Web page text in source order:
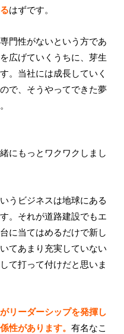
はずです。
門性がないという方であ
広げていくうちに、芽生
。当社には成長していく
で、そうやってできた夢
にもっとワクワクしまし
うビジネスは地球にある
。それが道路建設でもエ
に当てはめるだけで新し
てあまり充実していない
て打って付けだと思いま
リーダーシップを発揮し
性があります。有名なこ